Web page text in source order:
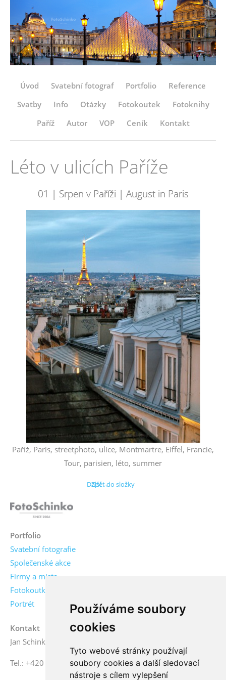
Používáme soubory
cookies
Tyto webové stránky používají
soubory cookies a další sledovací
nástroje s cílem vylepšení
Úvod Svatební fotograf Portfolio
Reference
Svatby
Info Otázky Fotokoutek
Fotoknihy
Paříž
Autor VOP Ceník Kontakt
Léto v ulicích Paříže
01 | Srpen v Paříži | August in Paris
Paříž, Paris, streetphoto, ulice, Montmartre, Eiffel, Francie,
Tour, parisien, léto, summer
Další →
Zpět do složky
Portfolio
Svatební fotografie
Společenské akce
Firmy a místa
Fotokoutky
Portrét
Kontakt
Jan Schinko jr., fotograf
Tel.: +420 776 771 000